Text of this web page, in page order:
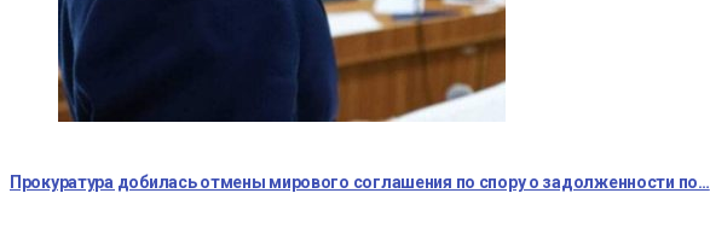
Прокуратура добилась отмены мирового соглашения по спору о задолженности по…